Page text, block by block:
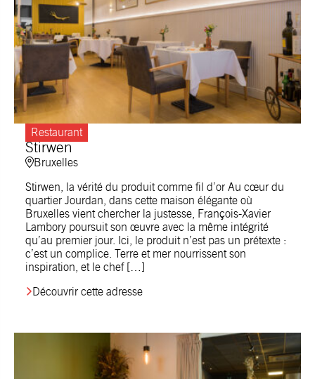
Stirwen
Restaurant
Bruxelles
Stirwen, la vérité du produit comme fil d’or Au cœur du
quartier Jourdan, dans cette maison élégante où
Bruxelles vient chercher la justesse, François-Xavier
Lambory poursuit son œuvre avec la même intégrité
qu’au premier jour. Ici, le produit n’est pas un prétexte :
c’est un complice. Terre et mer nourrissent son
inspiration, et le chef […]
Découvrir cette adresse